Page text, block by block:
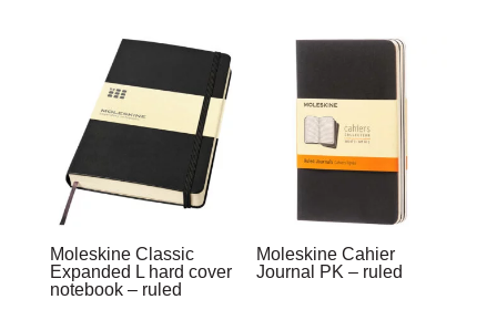
Moleskine Classic
Expanded L hard cover
notebook – ruled
Moleskine Cahier
Journal PK – ruled